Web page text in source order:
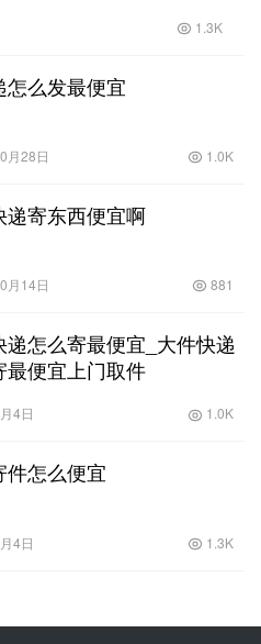
1.3K
怎么发最便宜
月28日 1.0K
递寄东西便宜啊
月14日 881
递怎么寄最便宜_大件快递
最便宜上门取件
4日 1.0K
件怎么便宜
4日 1.3K